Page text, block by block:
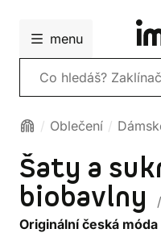
menu
Vyhledávání
Oblečení
Šaty a
biobavlny
Originální česká móda